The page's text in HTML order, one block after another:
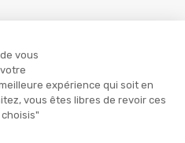
vous
expérience qui soit en
vous êtes libres de revoir ces
CGU
légales